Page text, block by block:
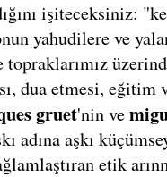
işiteceksiniz:
yahudilere ve
dua etmesi,
gruet'nin ve
adına aşkı
etik